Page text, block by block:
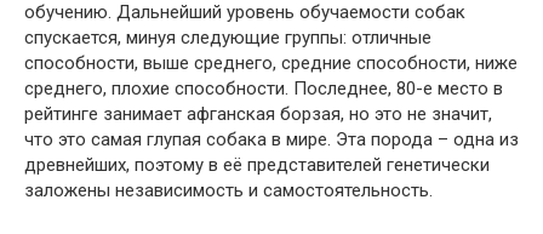
обучению. Дальнейший уровень обучаемости собак
спускается, минуя следующие группы: отличные
способности, выше среднего, средние способности, ниже
среднего, плохие способности. Последнее, 80-е место в
рейтинге занимает афганская борзая, но это не значит,
что это самая глупая собака в мире. Эта порода – одна из
древнейших, поэтому в её представителей генетически
заложены независимость и самостоятельность.